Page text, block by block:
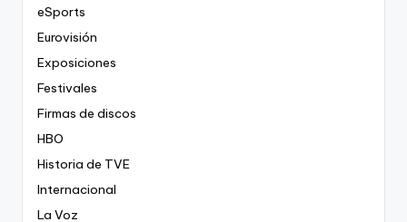
eSports
Eurovisión
Exposiciones
Festivales
Firmas de discos
HBO
Historia de TVE
Internacional
La Voz